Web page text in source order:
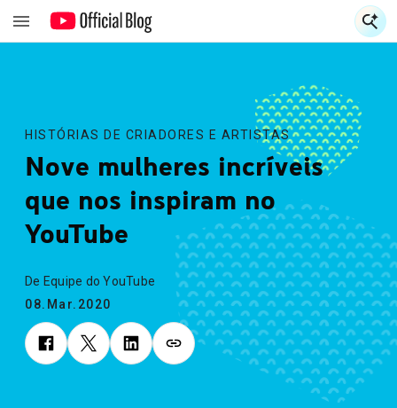
HISTÓRIAS DE CRIADORES E ARTISTAS
Nove mulheres incríveis
que nos inspiram no
YouTube
De Equipe do YouTube
08.Mar.2020